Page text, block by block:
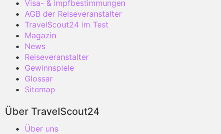
Visa- & Impfbestimmungen
AGB der Reiseveranstalter
TravelScout24 im Test
Magazin
News
Reiseveranstalter
Gewinnspiele
Glossar
Sitemap
Über TravelScout24
Über uns